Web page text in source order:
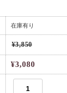
在庫有り
¥3,850
¥3,080